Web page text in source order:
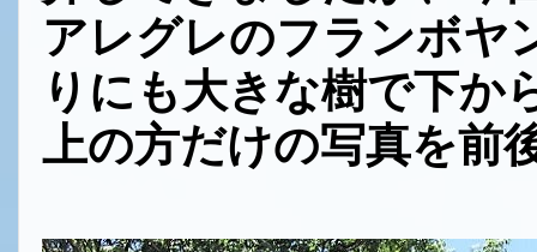
アレグレのフランボヤ
りにも大きな樹で下か
上の方だけの写真を前